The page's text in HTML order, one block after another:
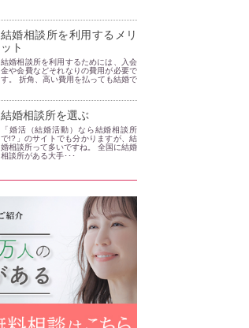
結婚相談所を利用するメリ
ット
結婚相談所を利用するためには、入会
金や会費などそれなりの費用が必要で
す。 折角、高い費用を払っても結婚で
結婚相談所を選ぶ
「婚活（結婚活動）なら結婚相談所
で!?」のサイトでも分かりますが、結
婚相談所って多いですね。 全国に結婚
相談所がある大手･･･